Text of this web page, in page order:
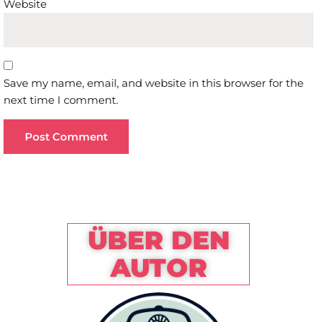
Website
Save my name, email, and website in this browser for the
next time I comment.
ÜBER DEN
AUTOR